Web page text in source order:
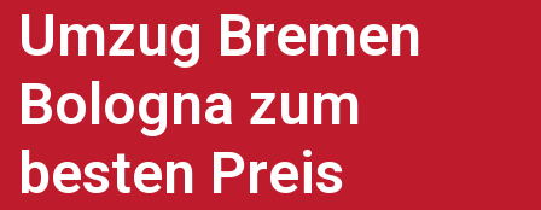
Umzug Bremen
Bologna zum
besten Preis